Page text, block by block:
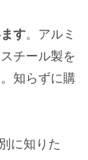
す。アルミ
チール製を
知らずに購
に知りた